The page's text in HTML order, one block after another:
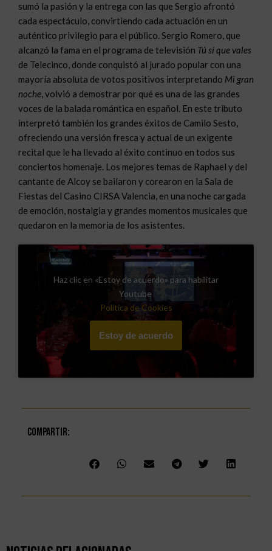
sumó la pasión y la entrega con las que Sergio afrontó
cada espectáculo, convirtiendo cada actuación en un
auténtico privilegio para el público. Sergio Romero, que
alcanzó la fama en el programa de televisión Tú sí que vales
de Telecinco, donde conquistó al jurado popular con una
mayoría absoluta de votos positivos interpretando Mi gran
noche, volvió a demostrar por qué es una de las grandes
voces de la balada romántica en español. En este tributo
interpretó también los grandes éxitos de Camilo Sesto,
ofreciendo una versión fresca y actual de un exigente
recital que le ha llevado al éxito continuo en todos sus
conciertos homenaje. Los mejores temas de Raphael y del
cantante de Alcoy se bailaron y corearon en la Sala de
Fiestas del Casino CIRSA Valencia, en una noche cargada
de emoción, nostalgia y grandes momentos musicales que
quedaron en la memoria de los asistentes.
Haz clic en «Estoy de acuerdo» para habilitar
Youtube
Política de Cookies
Estoy de acuerdo
Compartir: